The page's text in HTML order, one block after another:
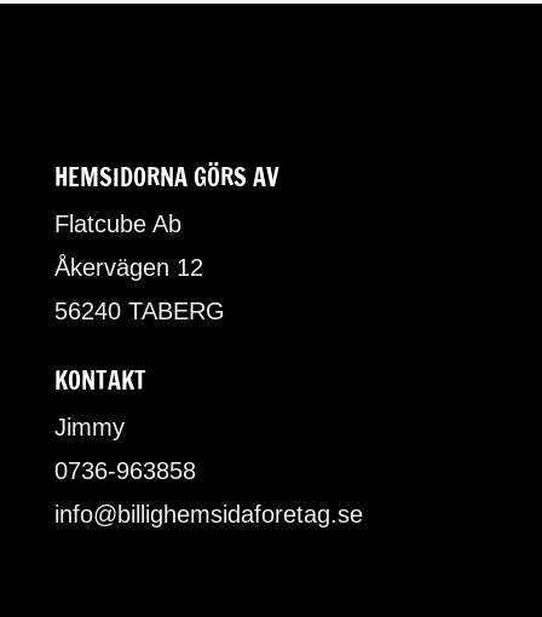
HEMSIDORNA GÖRS AV
Flatcube Ab
Åkervägen 12
56240 TABERG
KONTAKT
Jimmy
0736-963858
info@billighemsidaforetag.se